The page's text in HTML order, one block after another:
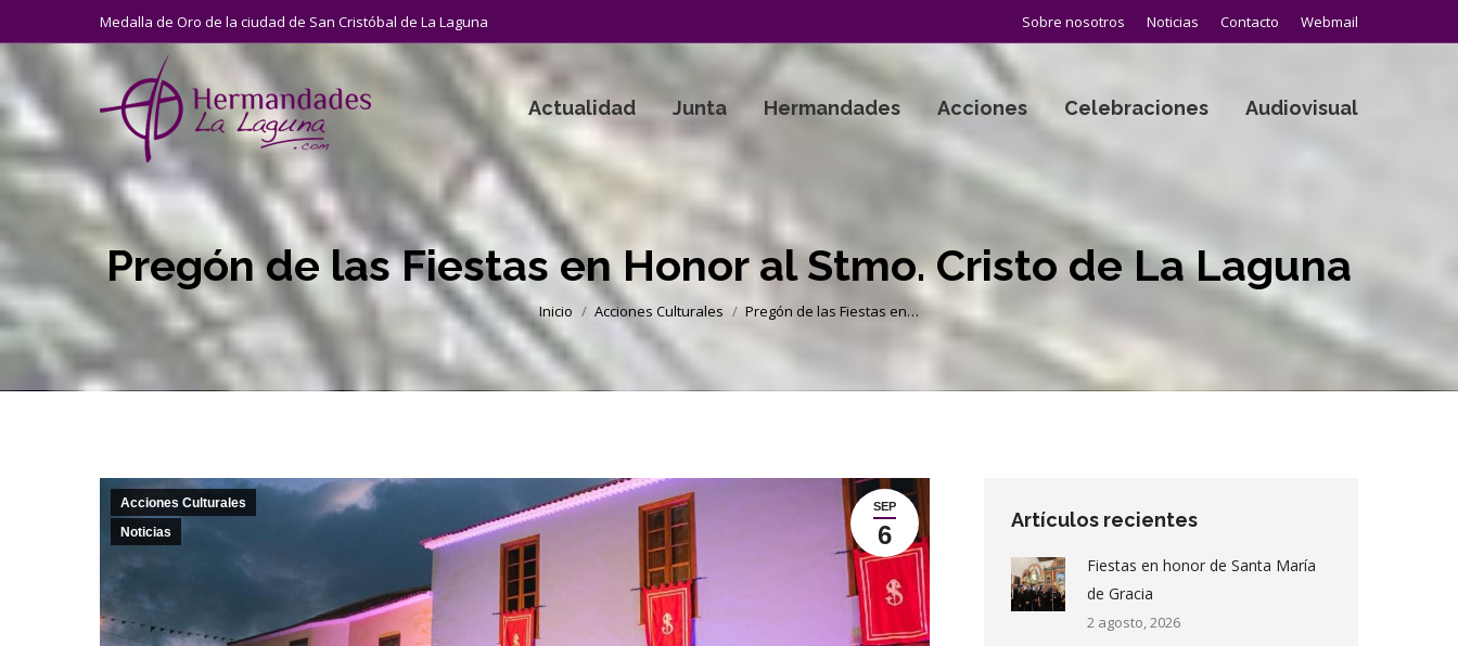
Medalla de Oro de la ciudad de San Cristóbal de La Laguna Sobre nosotros Noticias Contacto Webmail
Actualidad Junta Hermandades Acciones Celebraciones Audiovisual
Pregón de las Fiestas en Honor al Stmo. Cristo de La Laguna
Estás aquí:
Inicio Acciones Culturales Pregón de las Fiestas en…
SEP
6
Acciones Culturales
Noticias
Artículos recientes
Fiestas en honor de Santa María
de Gracia
2 agosto, 2026